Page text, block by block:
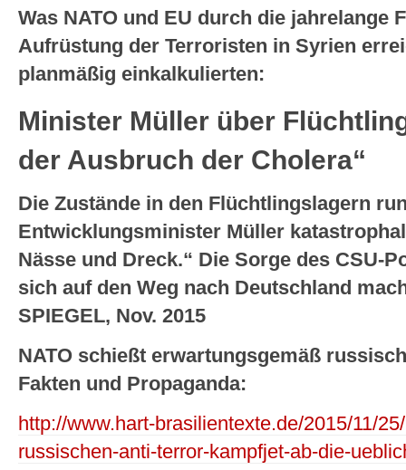
Was NATO und EU durch die jahrelange
Aufrüstung der Terroristen in Syrien
planmäßig einkalkulierten:
Minister Müller über
der Ausbruch der Cholera“
Die Zustände in den Flüchtlingslagern
Entwicklungsminister Müller
Nässe und Dreck.“ Die Sorge des CSU-
sich auf den Weg nach Deutschland
SPIEGEL, Nov. 2015
NATO schießt erwartungsgemäß
Fakten und Propaganda:
http://www.hart-brasilientexte.de/2015/11/
russischen-anti-terror-kampfjet-ab-die-